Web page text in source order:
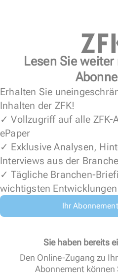
Lesen Sie
Erhalten Sie
Inhalten der ZFK!
✓ Vollzugriff auf alle
ePaper
✓ Exklusive Analysen,
Interviews aus der Branche
✓ Tägliche Branchen-
wichtigsten Entwicklungen
Ihr
Sie haben bereits
Den Online-Zugang zu
Abonnement können